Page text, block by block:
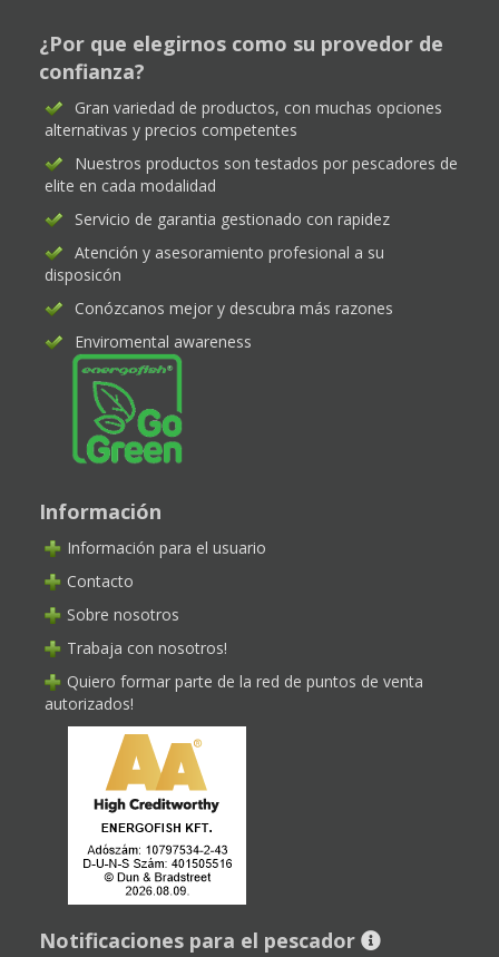
¿Por que elegirnos como su provedor de
confianza?
Gran variedad de productos, con muchas opciones
alternativas y precios competentes
Nuestros productos son testados por pescadores de
elite en cada modalidad
Servicio de garantia gestionado con rapidez
Atención y asesoramiento profesional a su
disposicón
Conózcanos mejor y descubra más razones
Enviromental awareness
Información
Información para el usuario
Contacto
Sobre nosotros
Trabaja con nosotros!
Quiero formar parte de la red de puntos de venta
autorizados!
Notificaciones para el pescador